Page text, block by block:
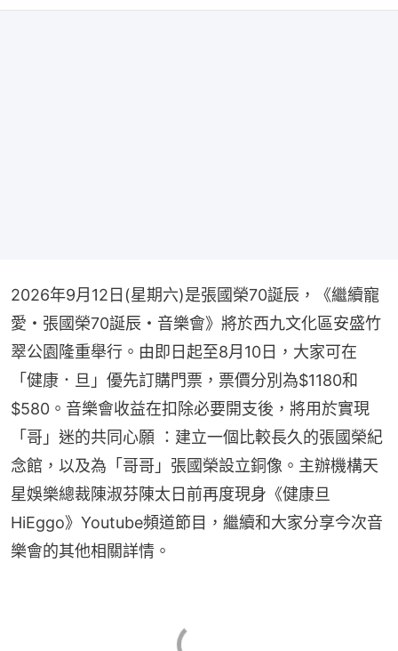
2026年9月12日(星期六)是張國榮70誕辰，《繼續寵
愛・張國榮70誕辰・音樂會》將於西九文化區安盛竹
翠公園隆重舉行。由即日起至8月10日，大家可在
「健康．旦」優先訂購門票，票價分別為$1180和
$580。音樂會收益在扣除必要開支後，將用於實現
「哥」迷的共同心願 ：建立一個比較長久的張國榮紀
念館，以及為「哥哥」張國榮設立銅像。主辦機構天
星娛樂總裁陳淑芬陳太日前再度現身《健康旦
HiEggo》Youtube頻道節目，繼續和大家分享今次音
樂會的其他相關詳情。